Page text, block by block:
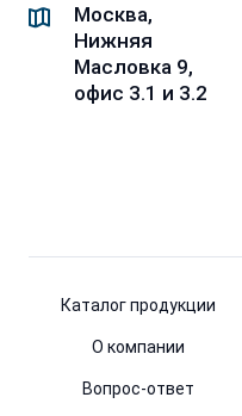
Москва,
Нижняя
Масловка 9,
офис 3.1 и 3.2
Каталог продукции
О компании
Вопрос-ответ